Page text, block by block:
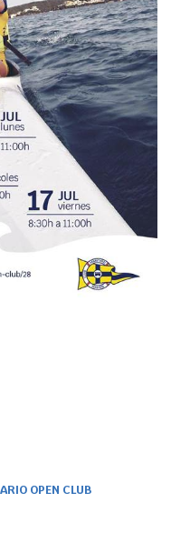
OPEN CLUB